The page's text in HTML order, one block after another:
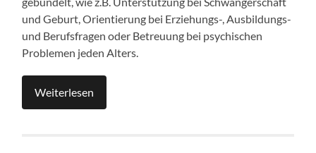
und Geburt, Orientierung bei Erziehungs-, Ausbildungs-
und Berufsfragen oder Betreuung bei psychischen
Problemen jeden Alters.
Weiterlesen